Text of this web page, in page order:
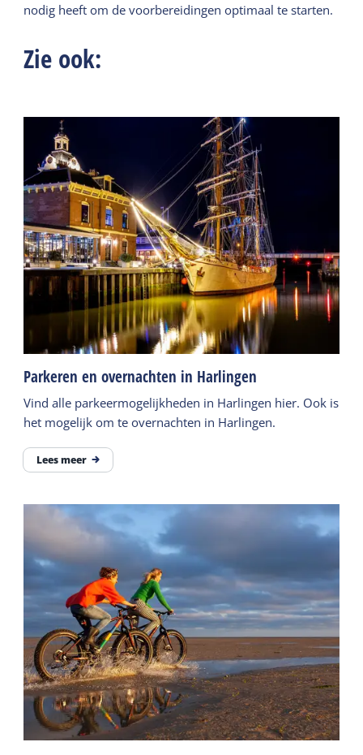
nodig heeft om de voorbereidingen optimaal te starten.
Zie ook:
Parkeren en overnachten in Harlingen
Vind alle parkeermogelijkheden in Harlingen hier. Ook is
het mogelijk om te overnachten in Harlingen.
Lees meer